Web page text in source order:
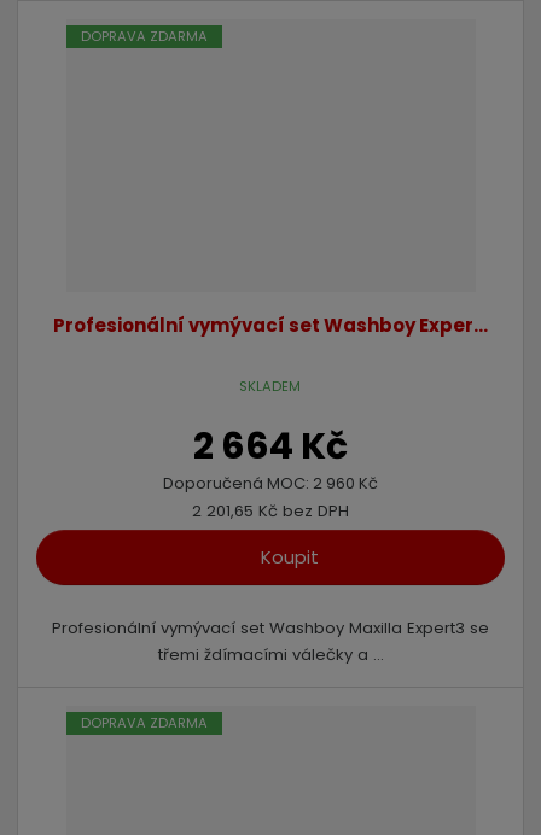
DOPRAVA ZDARMA
Profesionální vymývací set Washboy Exper...
2 664 Kč
Doporučená MOC: 2 960 Kč
2 201,65 Kč bez DPH
Koupit
SKLADEM
Profesionální vymývací set Washboy Maxilla Expert3 se
třemi ždímacími válečky a ...
DOPRAVA ZDARMA